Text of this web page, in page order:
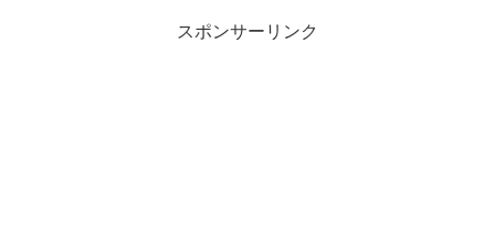
スポンサーリンク